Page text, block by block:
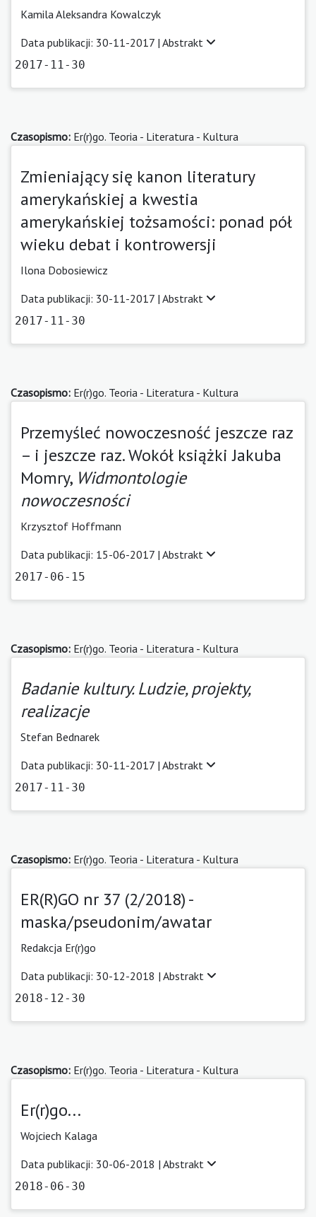
Kamila Aleksandra Kowalczyk
Data publikacji: 30-11-2017 | Abstrakt
2017-11-30
Czasopismo: Er(r)go. Teoria - Literatura - Kultura
Zmieniający się kanon literatury
amerykańskiej a kwestia
amerykańskiej tożsamości: ponad pół
wieku debat i kontrowersji
Ilona Dobosiewicz
Data publikacji: 30-11-2017 | Abstrakt
2017-11-30
Czasopismo: Er(r)go. Teoria - Literatura - Kultura
Przemyśleć nowoczesność jeszcze raz
– i jeszcze raz. Wokół książki Jakuba
Momry, Widmontologie
nowoczesności
Krzysztof Hoffmann
Data publikacji: 15-06-2017 | Abstrakt
2017-06-15
Czasopismo: Er(r)go. Teoria - Literatura - Kultura
Badanie kultury. Ludzie, projekty,
realizacje
Stefan Bednarek
Data publikacji: 30-11-2017 | Abstrakt
2017-11-30
Czasopismo: Er(r)go. Teoria - Literatura - Kultura
ER(R)GO nr 37 (2/2018) -
maska/pseudonim/awatar
Redakcja Er(r)go
Data publikacji: 30-12-2018 | Abstrakt
2018-12-30
Czasopismo: Er(r)go. Teoria - Literatura - Kultura
Er(r)go...
Wojciech Kalaga
Data publikacji: 30-06-2018 | Abstrakt
2018-06-30